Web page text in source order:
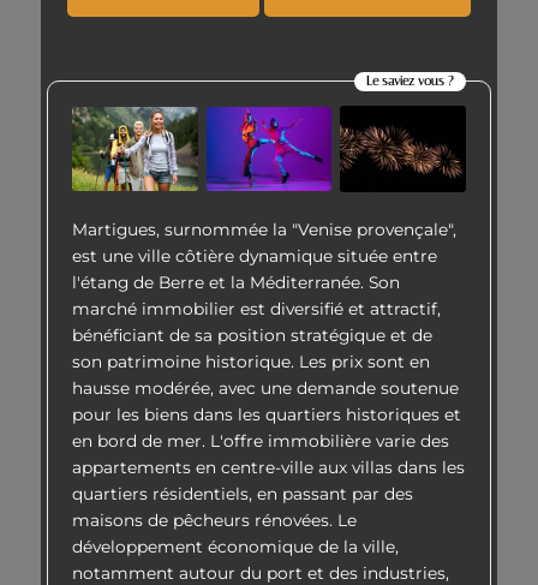
Le saviez vous ?
Martigues, surnommée la "Venise provençale",
est une ville côtière dynamique située entre
l'étang de Berre et la Méditerranée. Son
marché immobilier est diversifié et attractif,
bénéficiant de sa position stratégique et de
son patrimoine historique. Les prix sont en
hausse modérée, avec une demande soutenue
pour les biens dans les quartiers historiques et
en bord de mer. L'offre immobilière varie des
appartements en centre-ville aux villas dans les
quartiers résidentiels, en passant par des
maisons de pêcheurs rénovées. Le
développement économique de la ville,
notamment autour du port et des industries,